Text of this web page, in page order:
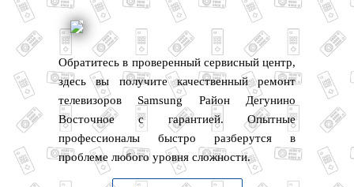
Обратитесь в проверенный сервисный центр,
здесь вы получите качественный ремонт
телевизоров Samsung Район Дегунино
Восточное с гарантией. Опытные
профессионалы быстро разберутся в
проблеме любого уровня сложности.